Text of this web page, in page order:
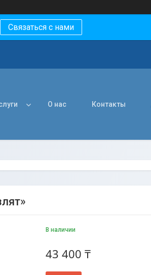
Связаться с нами
О нас Контакты
В наличии
43 400 ₸